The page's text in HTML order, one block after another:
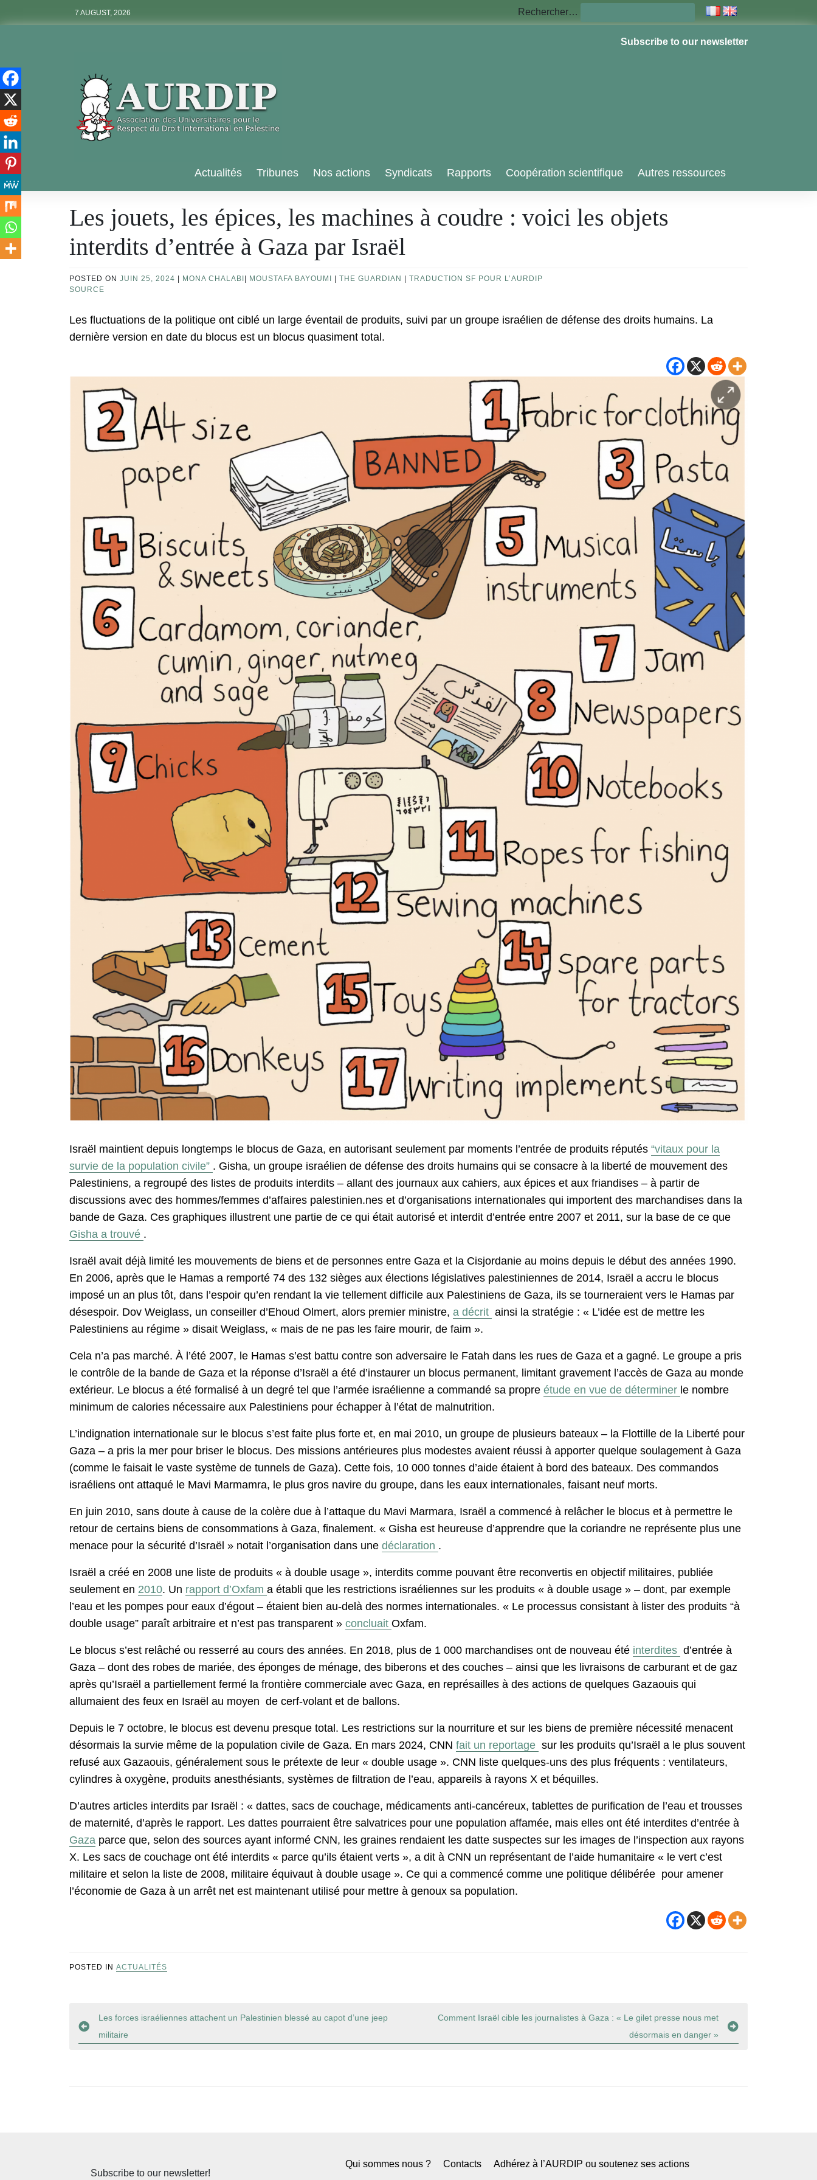
7 AUGUST, 2026 Rechercher…
Subscribe to our newsletter
Aurdip
Actualités Tribunes Nos actions Syndicats Rapports Coopération scientifique Autres ressources
Les jouets, les épices, les machines à coudre : voici les objets
interdits d’entrée à Gaza par Israël
POSTED ON JUIN 25, 2024 MONA CHALABI MOUSTAFA BAYOUMI THE GUARDIAN
TRADUCTION SF POUR L’AURDIP
SOURCE
Les fluctuations de la politique ont ciblé un large éventail de produits, suivi par un groupe israélien de défense des droits humains. La
dernière version en date du blocus est un blocus quasiment total.
Israël maintient depuis longtemps le blocus de Gaza, en autorisant seulement par moments l’entrée de produits réputés “vitaux pour la
survie de la population civile” . Gisha, un groupe israélien de défense des droits humains qui se consacre à la liberté de mouvement des
Palestiniens, a regroupé des listes de produits interdits – allant des journaux aux cahiers, aux épices et aux friandises – à partir de
discussions avec des hommes/femmes d’affaires palestinien.nes et d’organisations internationales qui importent des marchandises dans la
bande de Gaza. Ces graphiques illustrent une partie de ce qui était autorisé et interdit d’entrée entre 2007 et 2011, sur la base de ce que
Gisha a trouvé .
Israël avait déjà limité les mouvements de biens et de personnes entre Gaza et la Cisjordanie au moins depuis le début des années 1990.
En 2006, après que le Hamas a remporté 74 des 132 sièges aux élections législatives palestiniennes de 2014, Israël a accru le blocus
imposé un an plus tôt, dans l’espoir qu’en rendant la vie tellement difficile aux Palestiniens de Gaza, ils se tourneraient vers le Hamas par
désespoir. Dov Weiglass, un conseiller d’Ehoud Olmert, alors premier ministre, a décrit ainsi la stratégie : « L’idée est de mettre les
Palestiniens au régime » disait Weiglass, « mais de ne pas les faire mourir, de faim ».
Cela n’a pas marché. À l’été 2007, le Hamas s’est battu contre son adversaire le Fatah dans les rues de Gaza et a gagné. Le groupe a pris
le contrôle de la bande de Gaza et la réponse d’Israël a été d’instaurer un blocus permanent, limitant gravement l’accès de Gaza au monde
extérieur. Le blocus a été formalisé à un degré tel que l’armée israélienne a commandé sa propre étude en vue de déterminer le nombre
minimum de calories nécessaire aux Palestiniens pour échapper à l’état de malnutrition.
L’indignation internationale sur le blocus s’est faite plus forte et, en mai 2010, un groupe de plusieurs bateaux – la Flottille de la Liberté pour
Gaza – a pris la mer pour briser le blocus. Des missions antérieures plus modestes avaient réussi à apporter quelque soulagement à Gaza
(comme le faisait le vaste système de tunnels de Gaza). Cette fois, 10 000 tonnes d’aide étaient à bord des bateaux. Des commandos
israéliens ont attaqué le Mavi Marmamra, le plus gros navire du groupe, dans les eaux internationales, faisant neuf morts.
En juin 2010, sans doute à cause de la colère due à l’attaque du Mavi Marmara, Israël a commencé à relâcher le blocus et à permettre le
retour de certains biens de consommations à Gaza, finalement. « Gisha est heureuse d’apprendre que la coriandre ne représente plus une
menace pour la sécurité d’Israël » notait l’organisation dans une déclaration .
Israël a créé en 2008 une liste de produits « à double usage », interdits comme pouvant être reconvertis en objectif militaires, publiée
seulement en 2010. Un rapport d’Oxfam a établi que les restrictions israéliennes sur les produits « à double usage » – dont, par exemple
l’eau et les pompes pour eaux d’égout – étaient bien au-delà des normes internationales. « Le processus consistant à lister des produits “à
double usage” paraît arbitraire et n’est pas transparent » concluait Oxfam.
Le blocus s’est relâché ou resserré au cours des années. En 2018, plus de 1 000 marchandises ont de nouveau été interdites d’entrée à
Gaza – dont des robes de mariée, des éponges de ménage, des biberons et des couches – ainsi que les livraisons de carburant et de gaz
après qu’Israël a partiellement fermé la frontière commerciale avec Gaza, en représailles à des actions de quelques Gazaouis qui
allumaient des feux en Israël au moyen de cerf-volant et de ballons.
Depuis le 7 octobre, le blocus est devenu presque total. Les restrictions sur la nourriture et sur les biens de première nécessité menacent
désormais la survie même de la population civile de Gaza. En mars 2024, CNN fait un reportage sur les produits qu’Israël a le plus souvent
refusé aux Gazaouis, généralement sous le prétexte de leur « double usage ». CNN liste quelques-uns des plus fréquents : ventilateurs,
cylindres à oxygène, produits anesthésiants, systèmes de filtration de l’eau, appareils à rayons X et béquilles.
D’autres articles interdits par Israël : « dattes, sacs de couchage, médicaments anti-cancéreux, tablettes de purification de l’eau et trousses
de maternité, d’après le rapport. Les dattes pourraient être salvatrices pour une population affamée, mais elles ont été interdites d’entrée à
Gaza parce que, selon des sources ayant informé CNN, les graines rendaient les datte suspectes sur les images de l’inspection aux rayons
X. Les sacs de couchage ont été interdits « parce qu’ils étaient verts », a dit à CNN un représentant de l’aide humanitaire « le vert c’est
militaire et selon la liste de 2008, militaire équivaut à double usage ». Ce qui a commencé comme une politique délibérée pour amener
l’économie de Gaza à un arrêt net est maintenant utilisé pour mettre à genoux sa population.
POSTED IN ACTUALITÉS
Navigation
de
Les forces israéliennes attachent un Palestinien blessé au capot d’une jeep
militaire
Comment Israël cible les journalistes à Gaza : « Le gilet presse nous met
désormais en danger »
Subscribe to our newsletter!
Qui sommes nous ? Contacts Adhérez à l’AURDIP ou soutenez ses actions